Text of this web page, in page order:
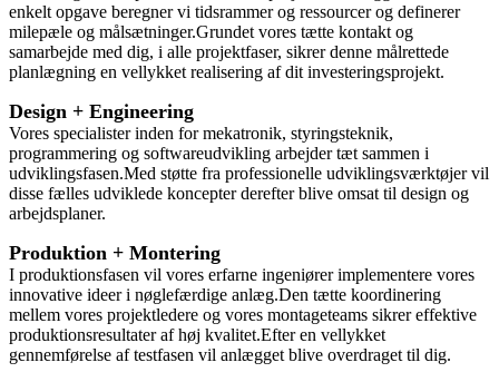
enkelt opgave beregner vi tidsrammer og ressourcer og definerer
milepæle og målsætninger.Grundet vores tætte kontakt og
samarbejde med dig, i alle projektfaser, sikrer denne målrettede
planlægning en vellykket realisering af dit investeringsprojekt.
Design + Engineering
Vores specialister inden for mekatronik, styringsteknik,
programmering og softwareudvikling arbejder tæt sammen i
udviklingsfasen.Med støtte fra professionelle udviklingsværktøjer vil
disse fælles udviklede koncepter derefter blive omsat til design og
arbejdsplaner.
Produktion + Montering
I produktionsfasen vil vores erfarne ingeniører implementere vores
innovative ideer i nøglefærdige anlæg.Den tætte koordinering
mellem vores projektledere og vores montageteams sikrer effektive
produktionsresultater af høj kvalitet.Efter en vellykket
gennemførelse af testfasen vil anlægget blive overdraget til dig.